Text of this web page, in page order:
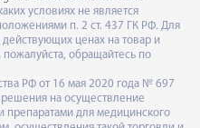
условиях не является
п. 2 ст. 437 ГК РФ. Для
ценах на товар и
пожалуйста, обращайтесь по
РФ от 16 мая 2020 года № 697
на осуществление
препаратами для медицинского